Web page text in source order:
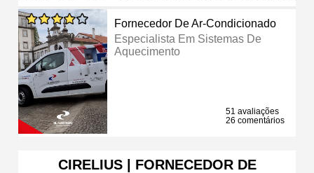
Fornecedor De Ar-Condicionado
Especialista Em Sistemas De
Aquecimento
51 avaliações
26 comentários
CIRELIUS | FORNECEDOR DE